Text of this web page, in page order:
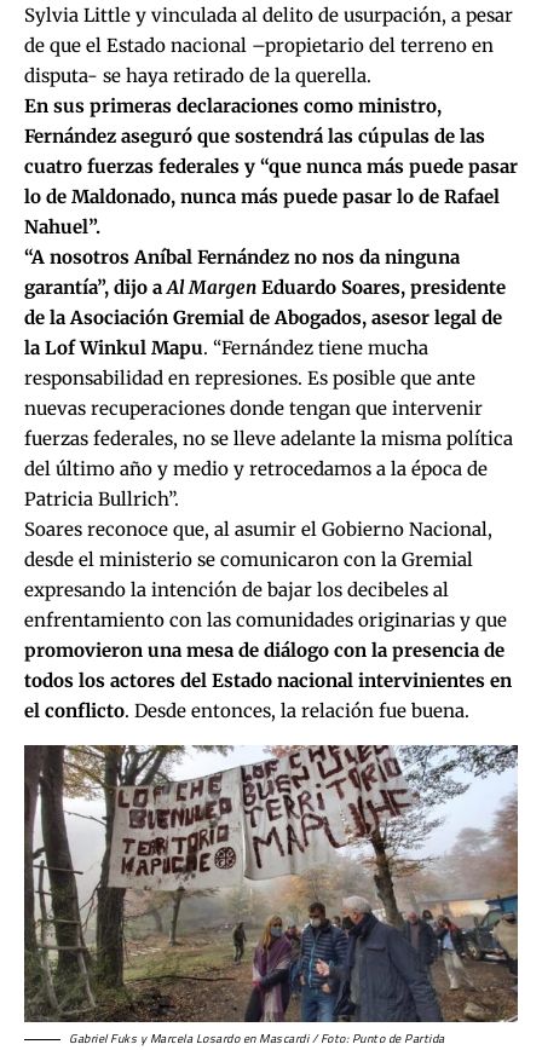
Sylvia Little y vinculada al delito de usurpación, a pesar
de que el Estado nacional –propietario del terreno en
disputa- se haya retirado de la querella.
En sus primeras declaraciones como ministro,
Fernández aseguró que sostendrá las cúpulas de las
cuatro fuerzas federales y “que nunca más puede pasar
lo de Maldonado, nunca más puede pasar lo de Rafael
Nahuel”.
“A nosotros Aníbal Fernández no nos da ninguna
garantía”, dijo aAl Margen Eduardo Soares, presidente
de la Asociación Gremial de Abogados, asesor legal de
la Lof Winkul Mapu. “Fernández tiene mucha
responsabilidad en represiones. Es posible que ante
nuevas recuperaciones donde tengan que intervenir
fuerzas federales, no se lleve adelante la misma política
del último año y medio y retrocedamos a la época de
Patricia Bullrich”.
Soares reconoce que, al asumir el Gobierno Nacional,
desde el ministerio se comunicaron con la Gremial
expresando la intención de bajar los decibeles al
enfrentamiento con las comunidades originarias y que
promovieron una mesa de diálogo con la presencia de
todos los actores del Estado nacional intervinientes en
el conflicto. Desde entonces, la relación fue buena.
Gabriel Fuks y Marcela Losardo en Mascardi / Foto: Punto de Partida